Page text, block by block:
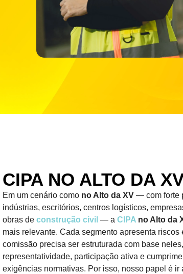
CIPA NO ALTO DA
Em um cenário como no Alto da XV — com forte
indústrias, escritórios, centros logísticos,
obras de construção civil — a CIPA no Alto da
mais relevante. Cada segmento apresenta riscos
comissão precisa ser estruturada com base
representatividade, participação ativa e
exigências normativas. Por isso, nosso papel é ir